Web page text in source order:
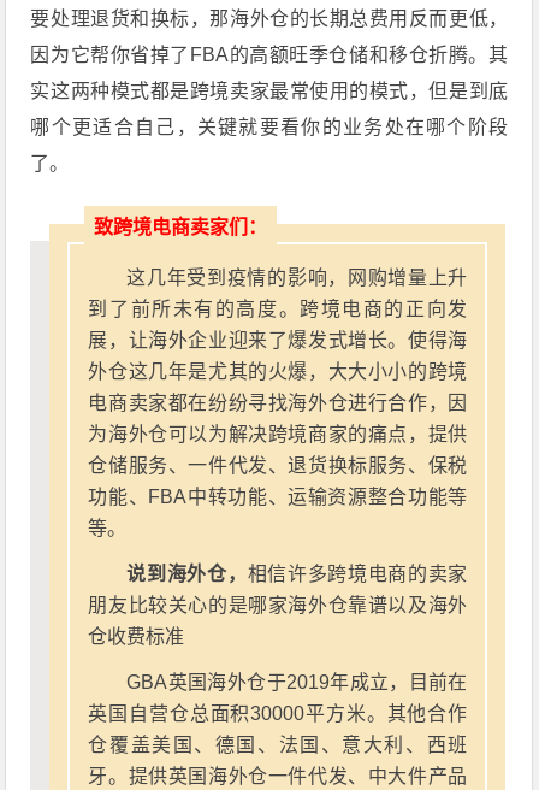
要处理退货和换标，那海外仓的长期总费用反而更低，
因为它帮你省掉了FBA的高额旺季仓储和移仓折腾。其
实这两种模式都是跨境卖家最常使用的模式，但是到底
哪个更适合自己， 关键就要看你的业务处在哪个阶段
了。
致跨境电商卖家们：
这几年受到疫情的影响，网购增量上升
到了前所未有的高度。跨境电商的正向发
展，让海外企业迎来了爆发式增长。使得海
外仓这几年是尤其的火爆，大大小小的跨境
电商卖家都在纷纷寻找海外仓进行合作，因
为海外仓可以为解决跨境商家的痛点，提供
仓储服务、一件代发、退货换标服务、保税
功能、FBA中转功能、运输资源整合功能等
等。
说到海外仓， 相信许多跨境电商的卖家
朋友比较关心的是哪家海外仓靠谱以及海外
仓收费标准
GBA英国海外仓于2019年成立，目前在
英国自营仓总面积30000平方米。其他合作
仓覆盖美国、德国、法国、意大利、西班
牙。提供英国海外仓一件代发、中大件产品